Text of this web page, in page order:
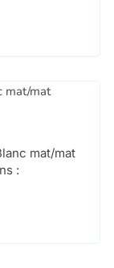
mat/mat
: